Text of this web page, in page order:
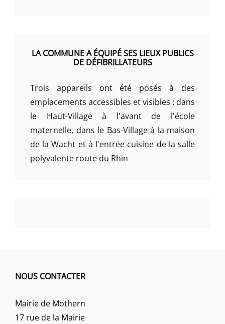
LA COMMUNE A ÉQUIPÉ SES LIEUX PUBLICS
DE DÉFIBRILLATEURS
Trois appareils ont été posés à des
emplacements accessibles et visibles : dans
le Haut-Village à l'avant de l'école
maternelle, dans le Bas-Village à la maison
de la Wacht et à l'entrée cuisine de la salle
polyvalente route du Rhin
NOUS CONTACTER
Mairie de Mothern
17 rue de la Mairie